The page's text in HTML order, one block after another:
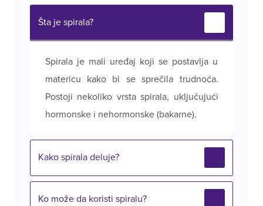
Šta je spirala?
Spirala je mali uređaj koji se postavlja u
matericu kako bi se sprečila trudnoća.
Postoji nekoliko vrsta spirala, uključujući
hormonske i nehormonske (bakarne).
Kako spirala deluje?
Ko može da koristi spiralu?